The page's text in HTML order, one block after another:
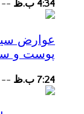
4:34 ب.ظ --
عوارض
پوست و
7:24 ب.ظ --